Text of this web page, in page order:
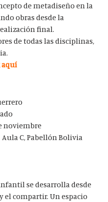
de metadiseño en la
obras desde la
final.
de todas las disciplinas,
aquí
noviembre
Aula C, Pabellón Bolivia
se desarrolla desde
el compartir. Un espacio